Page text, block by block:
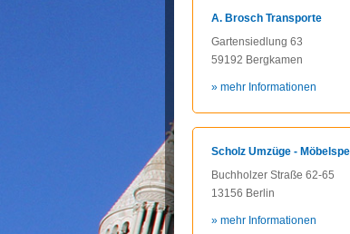
A. Brosch Transporte
Gartensiedlung 63
59192 Bergkamen
» mehr Informationen
Scholz Umzüge -
Buchholzer Straße 62-65
13156 Berlin
» mehr Informationen